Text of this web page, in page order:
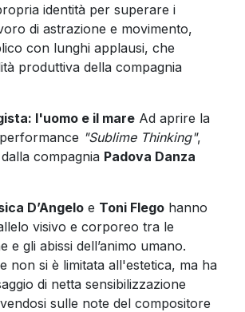
identità per superare i
di astrazione e movimento,
con lunghi applausi, che
produttiva della compagnia
l'uomo e il mare Ad aprire la
"Sublime Thinking",
compagnia Padova Danza
D’Angelo e Toni Flego hanno
visivo e corporeo tra le
e gli abissi dell’animo umano.
non si è limitata all'estetica, ma ha
di netta sensibilizzazione
sulle note del compositore